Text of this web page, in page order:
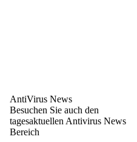
AntiVirus News
Besuchen Sie auch den
tagesaktuellen Antivirus News
Bereich